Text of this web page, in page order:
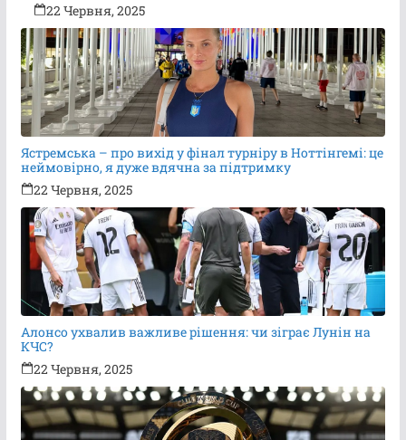
22 Червня, 2025
Ястремська – про вихід у фінал турніру в Ноттінгемі: це
неймовірно, я дуже вдячна за підтримку
22 Червня, 2025
Алонсо ухвалив важливе рішення: чи зіграє Лунін на
КЧС?
22 Червня, 2025